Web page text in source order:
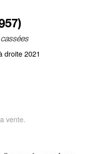
droite 2021
vente.